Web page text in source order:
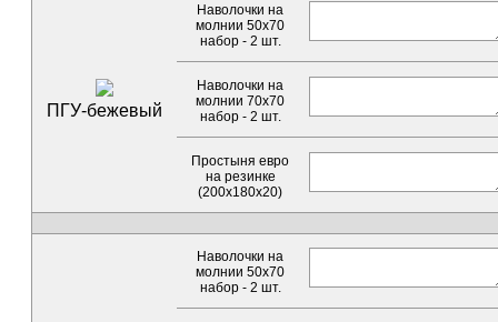
ПГУ-бежевый
Наволочки на
молнии 50х70
набор - 2 шт.
Наволочки на
молнии 70х70
набор - 2 шт.
Простыня евро
на резинке
(200х180х20)
Наволочки на
молнии 50х70
набор - 2 шт.